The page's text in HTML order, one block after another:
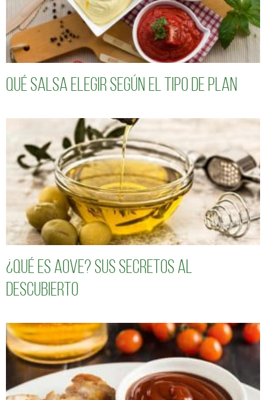
Qué salsa elegir según el tipo de plan
¿Qué es AOVE? Sus secretos al
descubierto